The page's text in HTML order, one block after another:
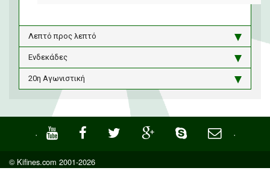
Λεπτό προς λεπτό
Ενδεκάδες
20η Αγωνιστική
· ·
© Kifines.com 2001-2026